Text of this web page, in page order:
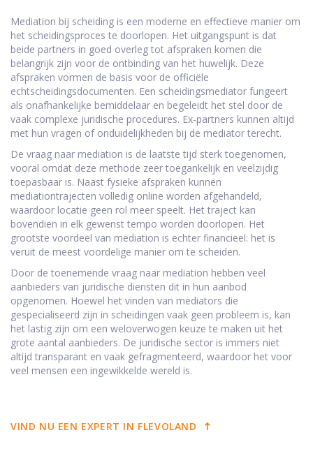
Mediation bij scheiding is een moderne en effectieve manier om
het scheidingsproces te doorlopen. Het uitgangspunt is dat
beide partners in goed overleg tot afspraken komen die
belangrijk zijn voor de ontbinding van het huwelijk. Deze
afspraken vormen de basis voor de officiële
echtscheidingsdocumenten. Een scheidingsmediator fungeert
als onafhankelijke bemiddelaar en begeleidt het stel door de
vaak complexe juridische procedures. Ex-partners kunnen altijd
met hun vragen of onduidelijkheden bij de mediator terecht.
De vraag naar mediation is de laatste tijd sterk toegenomen,
vooral omdat deze methode zeer toegankelijk en veelzijdig
toepasbaar is. Naast fysieke afspraken kunnen
mediationtrajecten volledig online worden afgehandeld,
waardoor locatie geen rol meer speelt. Het traject kan
bovendien in elk gewenst tempo worden doorlopen. Het
grootste voordeel van mediation is echter financieel: het is
veruit de meest voordelige manier om te scheiden.
Door de toenemende vraag naar mediation hebben veel
aanbieders van juridische diensten dit in hun aanbod
opgenomen. Hoewel het vinden van mediators die
gespecialiseerd zijn in scheidingen vaak geen probleem is, kan
het lastig zijn om een weloverwogen keuze te maken uit het
grote aantal aanbieders. De juridische sector is immers niet
altijd transparant en vaak gefragmenteerd, waardoor het voor
veel mensen een ingewikkelde wereld is.
VIND NU EEN EXPERT IN FLEVOLAND